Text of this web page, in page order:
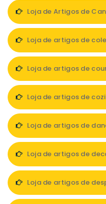
Loja de Artigos de
Loja de artigos de
Loja de artigos de
Loja de artigos de
Loja de artigos de
Loja de artigos de
Loja de artigos de